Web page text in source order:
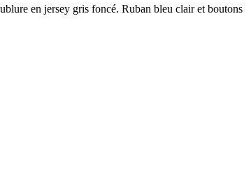
en jersey gris foncé. Ruban bleu clair et boutons